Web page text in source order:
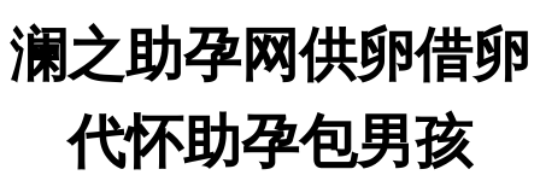
澜之助孕网供卵借卵
代怀助孕包男孩